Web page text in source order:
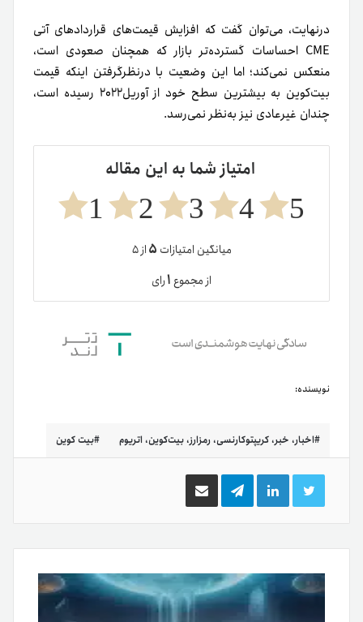
درنهایت، می‌توان گفت که افزایش قیمت‌های قراردادهای آتی
CME احساسات گسترده‌تر بازار که همچنان صعودی است،
منعکس نمی‌کند؛ اما این وضعیت با درنظرگرفتن اینکه قیمت
بیت‌کوین به بیشترین سطح خود از آوریل‌۲۰۲۲ رسیده است،
چندان غیرعادی نیز به‌نظر نمی‌رسد.
امتیاز شما به این مقاله
5
4
3
2
1
میانگین امتیازات ۵از ۵
از مجموع۱رای
نویسنده:
اخبار، خبر، کریپتوکارنسی، رمزارز، بیت‌کوین، اتریوم بیت کوین
توییتر لینکدینتلگرام اشتراک
گذاری
ایمیل